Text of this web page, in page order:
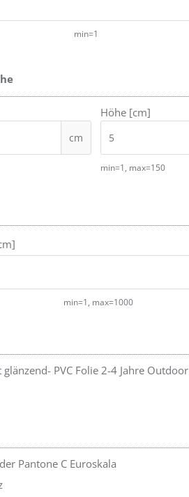
min=1
cm
Höhe [cm]
min=1, max=150
min=1, max=1000
PVC Folie 2-4 Jahre Outdoor
Pantone C Euroskala